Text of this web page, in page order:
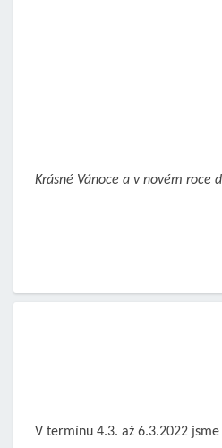
Krásné Vánoce a v novém roce
V termínu 4.3. až 6.3.2022